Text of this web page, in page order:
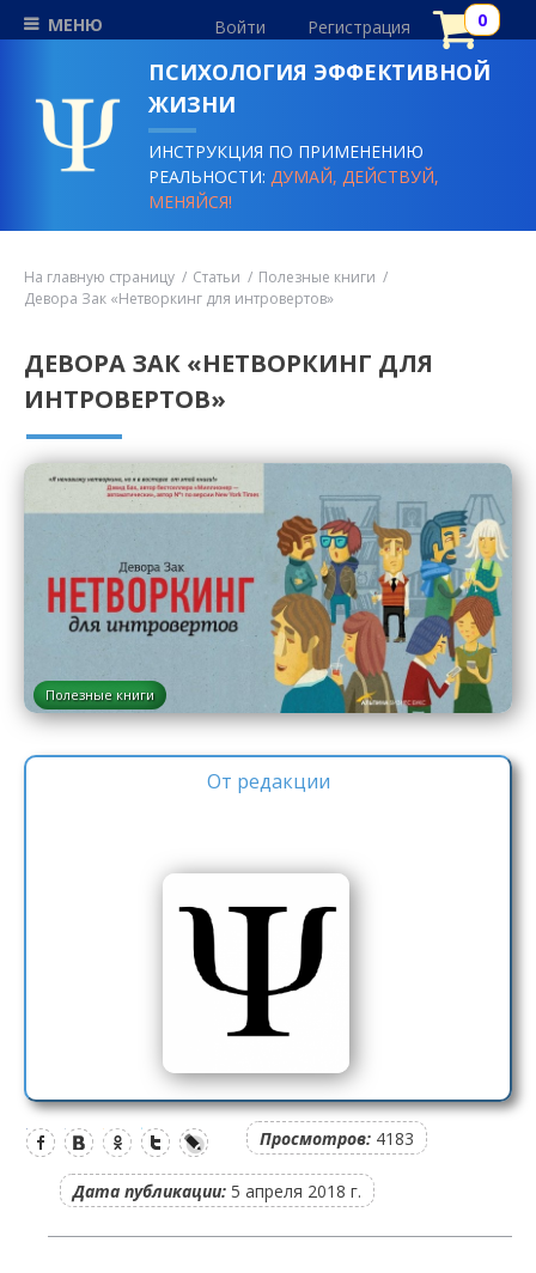
МЕНЮ Войти Регистрация
ПСИХОЛОГИЯ ЭФФЕКТИВНОЙ
ЖИЗНИ
ИНСТРУКЦИЯ ПО ПРИМЕНЕНИЮ
РЕАЛЬНОСТИ:ДУМАЙ, ДЕЙСТВУЙ,
МЕНЯЙСЯ!
На главную страницу Статьи
Полезные книги
Девора Зак «Нетворкинг для интровертов»
ДЕВОРА ЗАК «НЕТВОРКИНГ ДЛЯ
ИНТРОВЕРТОВ»
Полезные книги
От редакции
Просмотров: 4183
Дата публикации: 5 апреля 2018 г.